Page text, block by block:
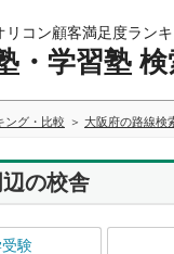
リコン顧客満足度ラン
・学習塾 検
ング・比較 大阪府の路線検
の校舎
験